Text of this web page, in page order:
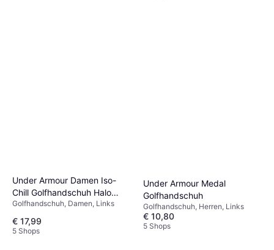
Under Armour Damen Iso-
Chill Golfhandschuh Halo
Grau
Golfhandschuh, Damen, Links
€ 17,99
5 Shops
Under Armour Medal
Golfhandschuh
Golfhandschuh, Herren, Links
€ 10,80
5 Shops